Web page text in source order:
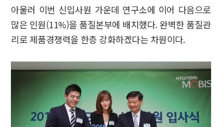
아울러 이번 신입사원 가운데 연구소에 이어 다음으로
많은 인원(11%)을 품질본부에 배치했다. 완벽한 품질관
리로 제품경쟁력을 한층 강화하겠다는 차원이다.